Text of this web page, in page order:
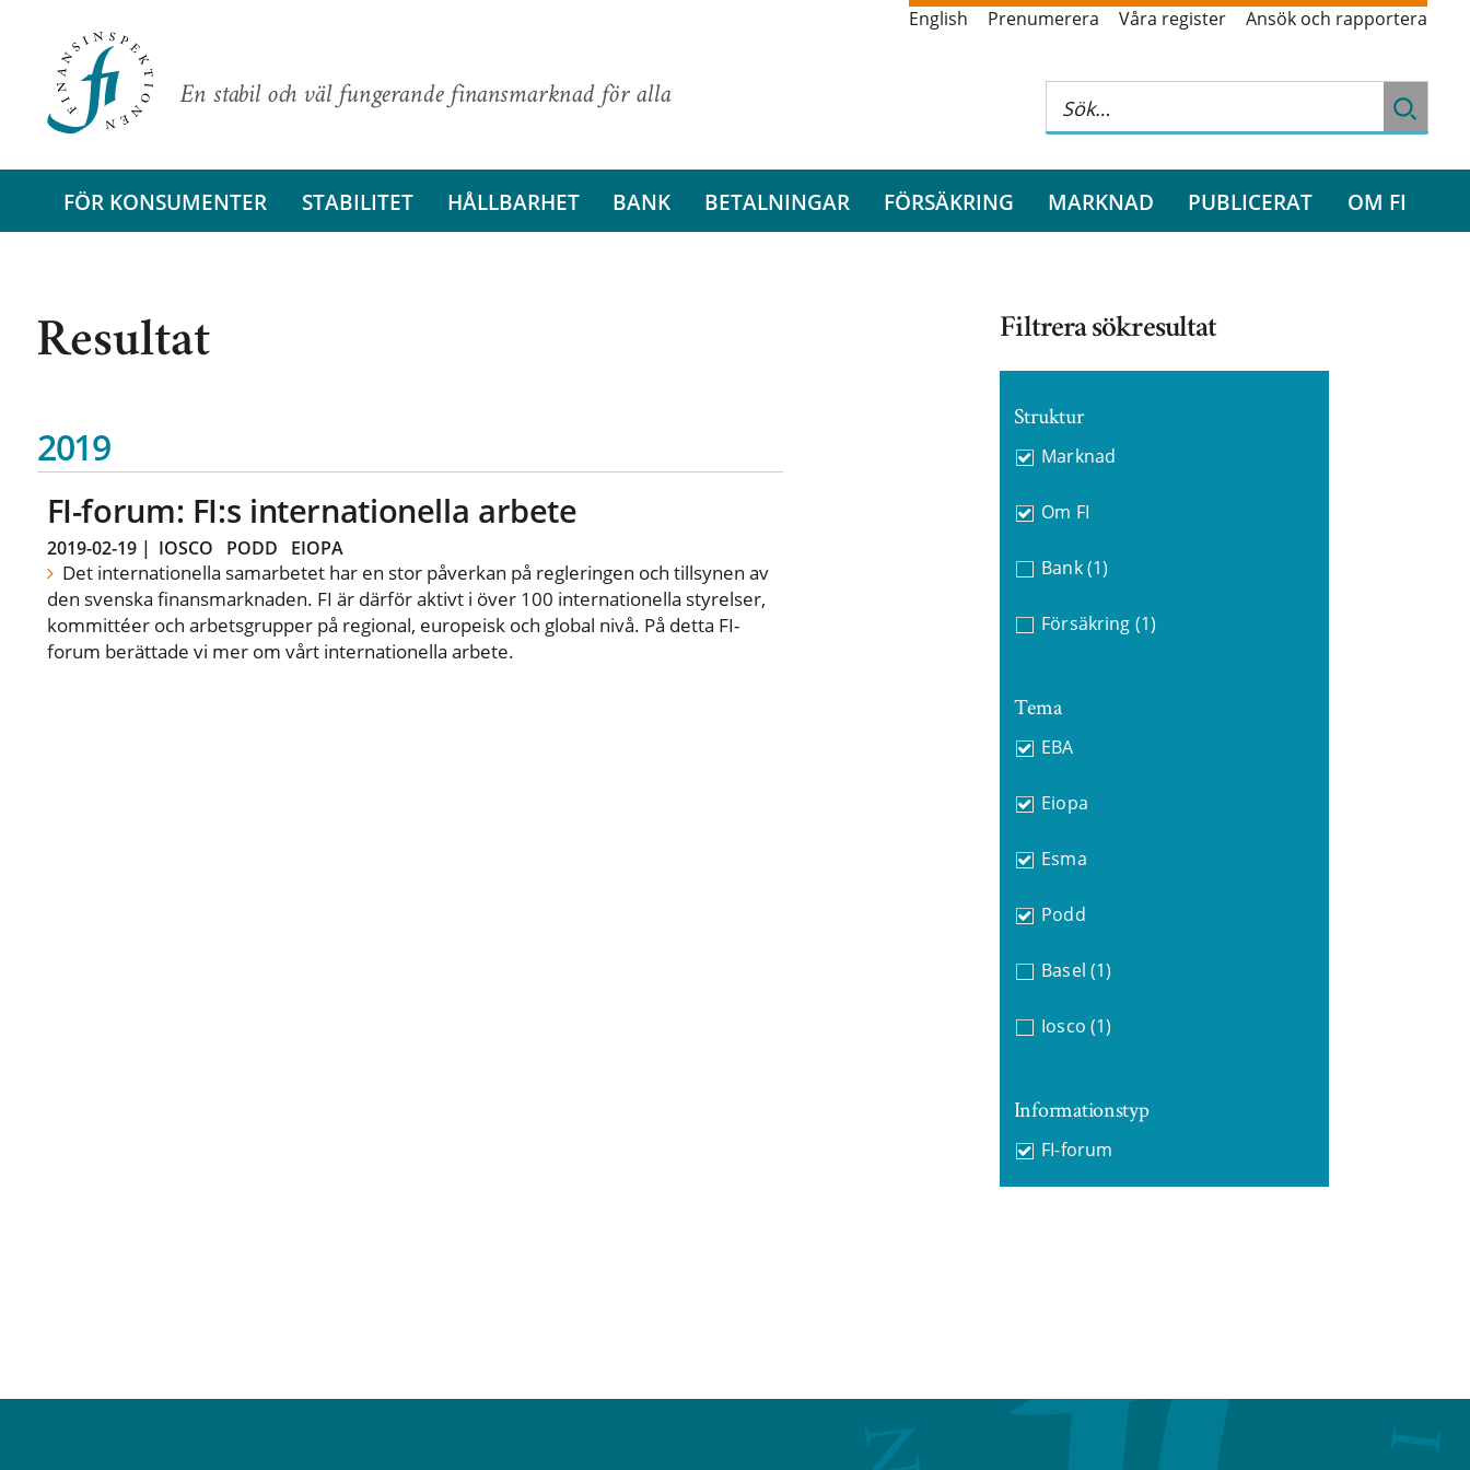
En stabil och väl fungerande finansmarknad för alla
English Prenumerera Våra register Ansök och rapportera
FÖR KONSUMENTER STABILITET HÅLLBARHET BANK BETALNINGAR FÖRSÄKRING MARKNAD PUBLICERAT OM FI
Resultat
2019
FI-forum: FI:s internationella arbete
2019-02-19| IOSCO PODD EIOPA
Det internationella samarbetet har en stor påverkan på regleringen och tillsynen av
den svenska finansmarknaden. FI är därför aktivt i över 100 internationella styrelser,
kommittéer och arbetsgrupper på regional, europeisk och global nivå. På detta FI-
forum berättade vi mer om vårt internationella arbete.
Filtrera sökresultat
Struktur
Marknad
Om FI
Bank (1)
Försäkring (1)
Tema
EBA
Eiopa
Esma
Podd
Basel (1)
Iosco (1)
Informationstyp
FI-forum